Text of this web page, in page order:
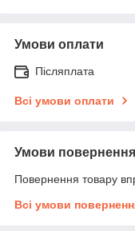
Умови оплати
Післяплата
Всі умови оплати
Умови повернення
Повернення товару
Всі умови